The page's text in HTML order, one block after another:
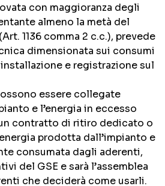
con maggioranza degli
almeno la metà del
1136 comma 2 c.c.), prevede
dimensionata sui consumi
e registrazione sul
essere collegate
e l’energia in eccesso
contratto di ritiro dedicato o
prodotta dall’impianto e
consumata dagli aderenti,
del GSE e sarà l’assemblea
che deciderà come usarli.